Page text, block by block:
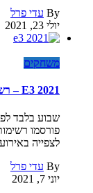
By עדי פרל
יולי 23, 2021
משחקים
E3 2021 – רשימת כל המשחקים שיופיעו באירוע
שבוע בלבד
לצפייה
By עדי פרל
יוני 7, 2021